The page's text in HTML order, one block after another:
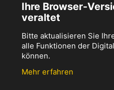
Ihre Browser-
veraltet
Bitte aktualisieren Sie
alle Funktionen der
können.
Mehr erfahren